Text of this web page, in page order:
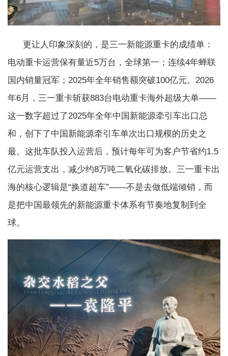
更让人印象深刻的，是三一新能源重卡的成绩单：
电动重卡运营保有量近5万台，全球第一；连续4年蝉联
国内销量冠军；2025年全年销售额突破100亿元。2026
年6月，三一重卡斩获883台电动重卡海外超级大单——
这一数字超过了2025年全年中国新能源牵引车出口总
和，创下了中国新能源牵引车单次出口规模的历史之
最。这批车队投入运营后，预计每年可为客户节省约1.5
亿元运营支出，减少约8万吨二氧化碳排放。三一重卡出
海的核心逻辑是“换道超车”——不是去做低端倾销，而
是把中国最领先的新能源重卡体系有节奏地复制到全
球。